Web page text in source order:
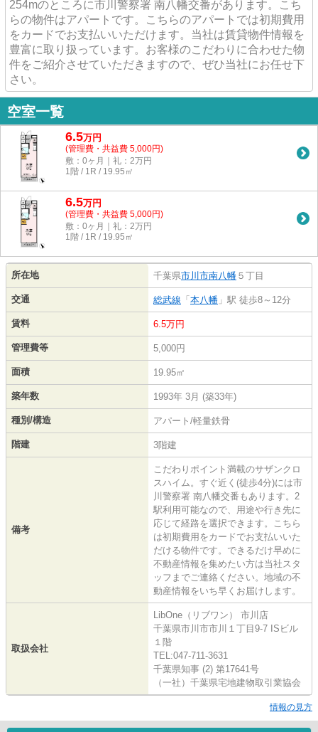
254mのところに市川警察署 南八幡交番があります。こち
らの物件はアパートです。こちらのアパートでは初期費用
をカードでお支払いいただけます。当社は賃貸物件情報を
豊富に取り扱っています。お客様のこだわりに合わせた物
件をご紹介させていただきますので、ぜひ当社にお任せ下
さい。
空室一覧
6.5万円
(管理費・共益費 5,000円)
敷：0ヶ月｜礼：2万円
1階 / 1R / 19.95㎡
6.5万円
(管理費・共益費 5,000円)
敷：0ヶ月｜礼：2万円
1階 / 1R / 19.95㎡
所在地 千葉県市川市南八幡 ５丁目
交通 総武線 「 本八幡 」駅 徒歩8～12分
賃料 6.5万円
管理費等 5,000円
面積 19.95㎡
築年数 1993年 3月 (築33年)
種別/構造 アパート/軽量鉄骨
階建 3階建
備考
こだわりポイント満載のサザンクロ
スハイム。すぐ近く(徒歩4分)には市
川警察署 南八幡交番もあります。2
駅利用可能なので、用途や行き先に
応じて経路を選択できます。こちら
は初期費用をカードでお支払いいた
だける物件です。できるだけ早めに
不動産情報を集めたい方は当社スタ
ッフまでご連絡ください。地域の不
動産情報をいち早くお届けします。
取扱会社
LibOne（リブワン） 市川店
千葉県市川市市川１丁目9-7 ISビル
１階
TEL:047-711-3631
千葉県知事 (2) 第17641号
（一社）千葉県宅地建物取引業協会
情報の見方